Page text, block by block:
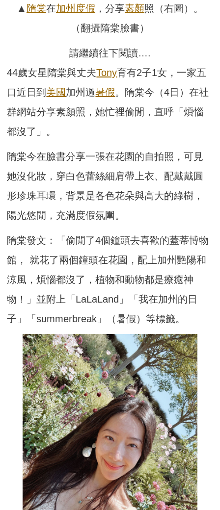
▲ 隋棠在加州 度假 ，分享素顏照（右圖）。
（翻攝隋棠臉書）
請繼續往下閱讀….
44歲女星隋棠與丈夫Tony育有2子1女，一家五
口近日到 美國加州過暑假。隋棠今（4日）在社
群網站分享素顏照，她忙裡偷閒，直呼「煩惱
都沒了」。
隋棠今在臉書分享一張在花園的自拍照，可見
她沒化妝，穿白色蕾絲細肩帶上衣、配戴戴圓
形珍珠耳環，背景是各色花朵與高大的綠樹，
陽光悠閒，充滿度假氛圍。
隋棠發文：「偷閒了4個鐘頭去喜歡的蓋蒂博物
館， 就花了兩個鐘頭在花園，配上加州艷陽和
涼風，煩惱都沒了，植物和動物都是療癒神
物！」並附上「LaLaLand」「我在加州的日
子」「summerbreak」（暑假）等標籤。